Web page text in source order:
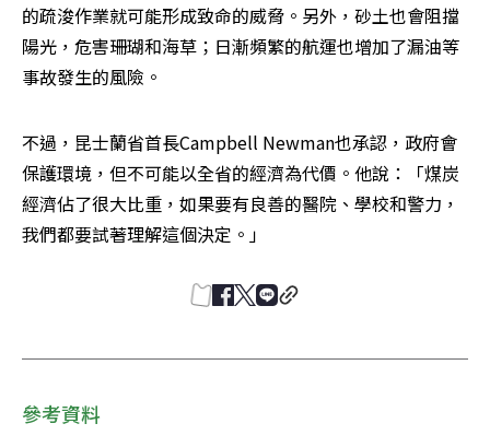
的疏浚作業就可能形成致命的威脅。另外，砂土也會阻擋
陽光，危害珊瑚和海草；日漸頻繁的航運也增加了漏油等
事故發生的風險。
不過，昆士蘭省首長Campbell Newman也承認，政府會
保護環境，但不可能以全省的經濟為代價。他說：「煤炭
經濟佔了很大比重，如果要有良善的醫院、學校和警力，
我們都要試著理解這個決定。」
參考資料